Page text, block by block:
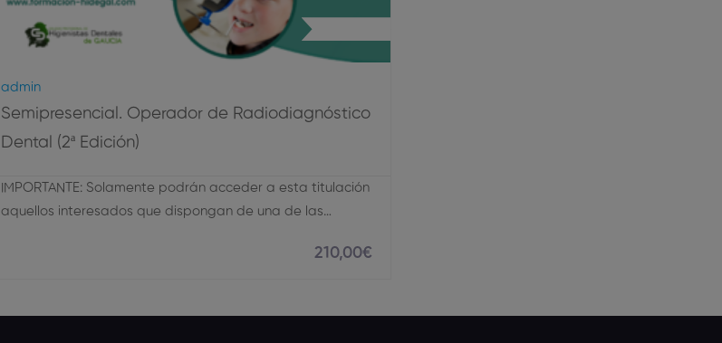
Admin
Semipresencial. Operador de Radiodiagnóstico
Dental (2ª Edición)
IMPORTANTE: Solamente podrán acceder a esta titulación
aquellos interesados que dispongan de una de las…
210,00€